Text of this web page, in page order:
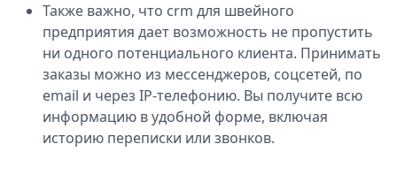
Также важно, что crm для швейного
предприятия дает возможность не пропустить
ни одного потенциального клиента. Принимать
заказы можно из мессенджеров, соцсетей, по
email и через IP-телефонию. Вы получите всю
информацию в удобной форме, включая
историю переписки или звонков.